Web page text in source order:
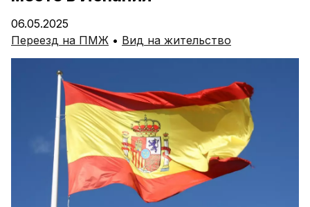
06.05.2025
Переезд на ПМЖ • Вид на жительство